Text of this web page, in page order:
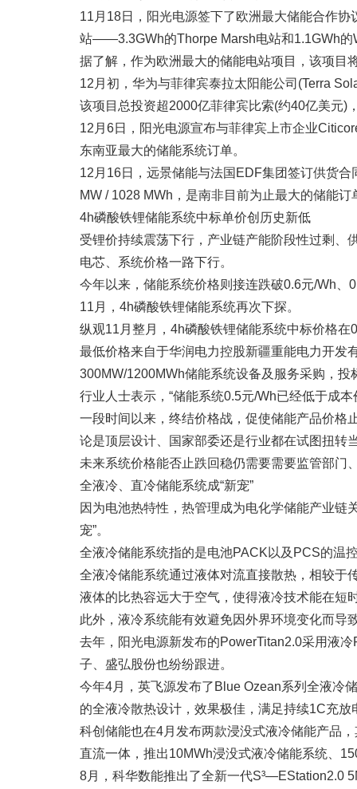
11月18日，阳光电源签下了欧洲最大储能合作
站——3.3GWh的Thorpe Marsh电站和1.1GWh的
据了解，作为欧洲最大的储能电站项目，该项目
12月初，华为与菲律宾泰拉太阳能公司(Terra
该项目总投资超2000亿菲律宾比索(约40亿美元)
12月6日，阳光电源宣布与菲律宾上市企业
东南亚最大的储能系统订单。
12月16日，远景储能与法国EDF集团签订供货
MW / 1028 MWh，是南非目前为止最大的储能订
4h磷酸铁锂储能系统中标单价创历史新低
受锂价持续震荡下行，产业链产能阶段性过剩、
电芯、系统价格一路下行。
今年以来，储能系统价格则接连跌破0.6元/Wh、
11月，4h磷酸铁锂储能系统再次下探。
纵观11月整月，4h磷酸铁锂储能系统中标价格
最低价格来自于华润电力控股新疆重能电力开发
300MW/1200MWh储能系统设备及服务采购，
行业人士表示，“储能系统0.5元/Wh已经低于成
一段时间以来，终结价格战，促使储能产品价格
论是顶层设计、国家部委还是行业都在试图扭转
未来系统价格能否止跌回稳仍需要需要监管部门
全液冷、直冷储能系统成“新宠”
因为电池热特性，热管理成为电化学储能产业链
宠”。
全液冷储能系统指的是电池PACK以及PCS的温
全液冷储能系统通过液体对流直接散热，相较于
液体的比热容远大于空气，使得液冷技术能在短
此外，液冷系统能有效避免因外界环境变化而导
去年，阳光电源新发布的PowerTitan2.0采用液
子、盛弘股份也纷纷跟进。
今年4月，英飞源发布了Blue Ozean系列全液冷
的全液冷散热设计，效果极佳，满足持续1C充放
科创储能也在4月发布两款浸没式液冷储能产品
直流一体，推出10MWh浸没式液冷储能系统、
8月，科华数能推出了全新一代S³—EStation2.0